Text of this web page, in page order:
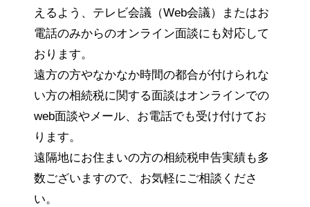
えるよう、テレビ会議（Web会議）またはお
電話のみからのオンライン面談にも対応して
おります。
遠方の方やなかなか時間の都合が付けられな
い方の相続税に関する面談はオンラインでの
web面談やメール、お電話でも受け付けてお
ります。
遠隔地にお住まいの方の相続税申告実績も多
数ございますので、お気軽にご相談くださ
い。